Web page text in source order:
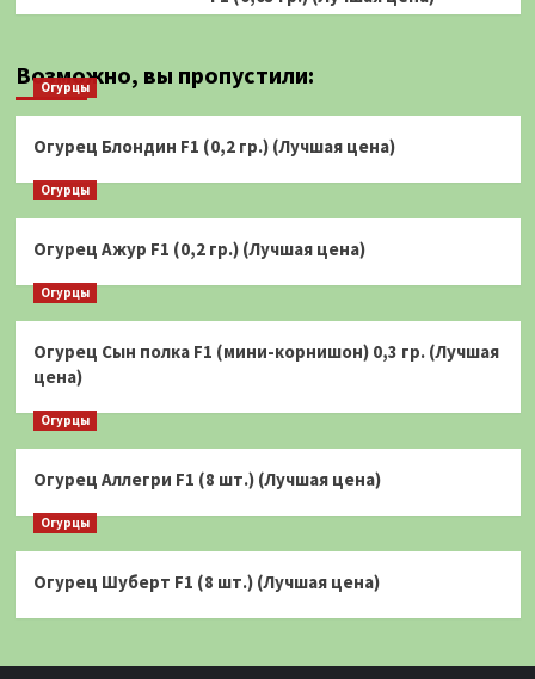
Возможно, вы пропустили:
Огурцы
Огурец Блондин F1 (0,2 гр.) (Лучшая цена)
Огурцы
Огурец Ажур F1 (0,2 гр.) (Лучшая цена)
Огурцы
Огурец Сын полка F1 (мини-корнишон) 0,3 гр. (Лучшая
цена)
Огурцы
Огурец Аллегри F1 (8 шт.) (Лучшая цена)
Огурцы
Огурец Шуберт F1 (8 шт.) (Лучшая цена)